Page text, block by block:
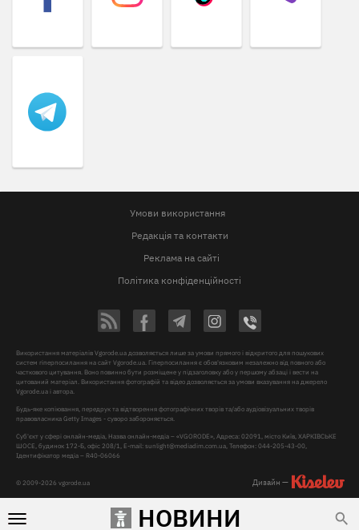
НОВИНИ
Умови використання
Редакція та контакти
Реклама на сайті
Політика конфіденційності
© 2009-2026 vgorode.ua
Використання матеріалів Vgorode.ua дозволяється лише за умови прямого і відкритого для пошукових
систем гіперпосилання на сайт Vgorode.ua. Гіперпосилання є обов'язковим незалежно від повного або
часткового цитування. Воно повинно бути розміщене у підзаголовку або у першому абзаці і вести на
цитований матеріал. Використання фотографій та відео дозволяється за умови вказування на джерело
Vgorode.ua і автора.
Будь-яке копіювання, передрук та відтворення фотографічних творів та/або аудіовізуальних творів
правовласника Getty Images - суворо забороняється.
Суб'єкт у сфері онлайн-медіа, Назва онлайн-медіа – «VGORODE», Адреса: 02091, місто Київ, ХАРКІВСЬКЕ
ШОСЕ, будинок 172-Б, офіс 208/1, E-mail:sunlight@mediadim.com.ua, Телефон: 044-205-43-00,
Ідентифікатор медіа – R40-06066
Дизайн —